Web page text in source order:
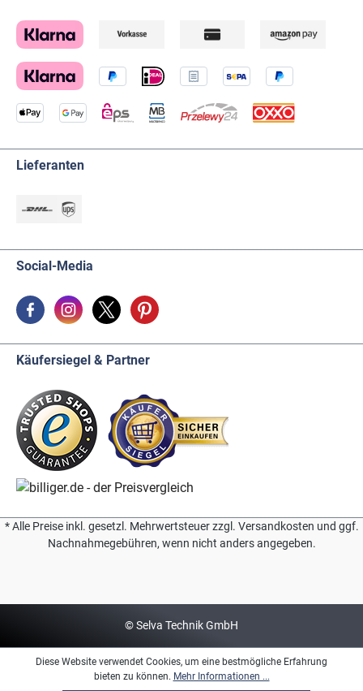
Lieferanten
Social-Media
Käufersiegel & Partner
* Alle Preise inkl. gesetzl. Mehrwertsteuer zzgl. Versandkosten und ggf.
Nachnahmegebühren, wenn nicht anders angegeben.
© Selva Technik GmbH
Diese Website verwendet Cookies, um eine bestmögliche Erfahrung
bieten zu können. Mehr Informationen ...